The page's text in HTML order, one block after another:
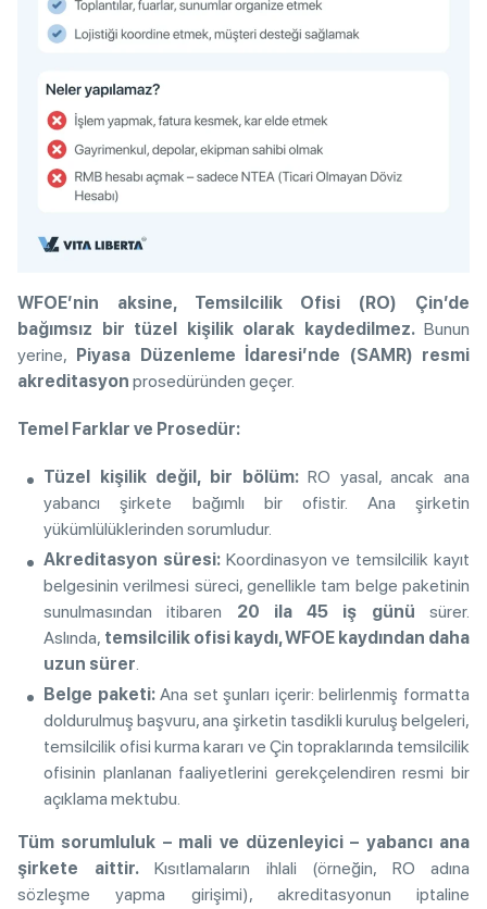
WFOE’nin aksine, Temsilcilik Ofisi (RO) Çin’de
bağımsız bir tüzel kişilik olarak kaydedilmez.Bunun
yerine,
Piyasa Düzenleme İdaresi’nde (SAMR) resmi
akreditasyon prosedüründen geçer.
Temel Farklar ve Prosedür:
Tüzel kişilik değil, bir bölüm:RO yasal, ancak ana
yabancı şirkete bağımlı bir ofistir. Ana şirketin
yükümlülüklerinden sorumludur.
Akreditasyon süresi:Koordinasyon ve temsilcilik kayıt
belgesinin verilmesi süreci, genellikle tam belge paketinin
sunulmasından itibaren 20 ila 45 iş günü sürer.
Aslında, temsilcilik ofisi kaydı, WFOE kaydından daha
uzun sürer.
Belge paketi:Ana set şunları içerir: belirlenmiş formatta
doldurulmuş başvuru, ana şirketin tasdikli kuruluş belgeleri,
temsilcilik ofisi kurma kararı ve Çin topraklarında temsilcilik
ofisinin planlanan faaliyetlerini gerekçelendiren resmi bir
açıklama mektubu.
Tüm sorumluluk – mali ve düzenleyici – yabancı ana
şirkete aittir.Kısıtlamaların ihlali (örneğin, RO adına
sözleşme yapma girişimi), akreditasyonun iptaline